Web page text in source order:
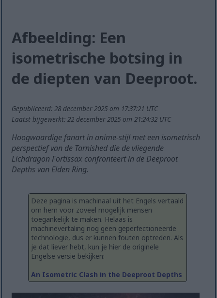
Afbeelding: Een
isometrische botsing in
de diepten van Deeproot.
Gepubliceerd: 28 december 2025 om 17:37:21 UTC
Laatst bijgewerkt: 22 december 2025 om 21:24:32 UTC
Hoogwaardige fanart in anime-stijl met een isometrisch
perspectief van de Tarnished die de vliegende
Lichdragon Fortissax confronteert in de Deeproot
Depths van Elden Ring.
Deze pagina is machinaal uit het Engels vertaald
om hem voor zoveel mogelijk mensen
toegankelijk te maken. Helaas is
machinevertaling nog geen geperfectioneerde
technologie, dus er kunnen fouten optreden. Als
je dat liever hebt, kun je hier de originele
Engelse versie bekijken:
An Isometric Clash in the Deeproot Depths